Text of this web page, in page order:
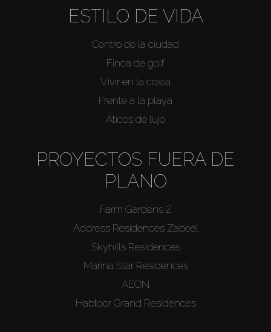
ESTILO DE VIDA
Centro de la ciudad
Finca de golf
Vivir en la costa
Frente a la playa
Áticos de lujo
PROYECTOS FUERA DE
PLANO
Farm Gardens 2
Address Residences Zabeel
Skyhills Residences
Marina Star Residences
AEON
Habtoor Grand Residences